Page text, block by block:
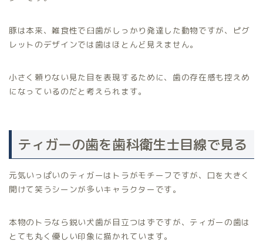
豚は本来、雑食性で臼歯がしっかり発達した動物ですが、ピグ
レットのデザインでは歯はほとんど見えません。
小さく頼りない見た目を表現するために、歯の存在感も控えめ
になっているのだと考えられます。
ティガーの歯を歯科衛生士目線で見る
元気いっぱいのティガーはトラがモチーフですが、口を大きく
開けて笑うシーンが多いキャラクターです。
本物のトラなら鋭い犬歯が目立つはずですが、ティガーの歯は
とても丸く優しい印象に描かれています。